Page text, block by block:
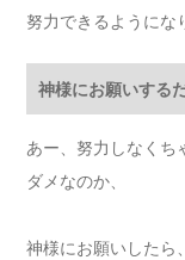
努力できるようにな
神様にお願いする
あー、努力しなくち
ダメなのか、
神様にお願いしたら、